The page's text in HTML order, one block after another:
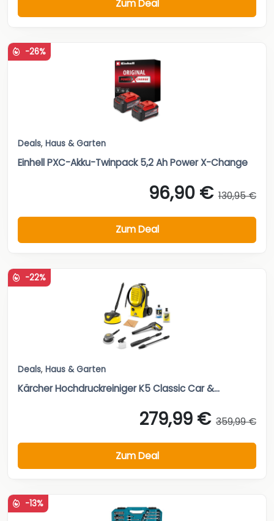
Zum Deal
-26%
Deals, Haus & Garten
Einhell PXC-Akku-Twinpack 5,2 Ah Power X-Change
96,90 € 130,95 €
Zum Deal
-22%
Deals, Haus & Garten
Kärcher Hochdruckreiniger K5 Classic Car &...
279,99 € 359,99 €
Zum Deal
-13%